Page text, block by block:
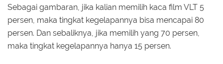
Sebagai gambaran, jika kalian memilih kaca film VLT 5
persen, maka tingkat kegelapannya bisa mencapai 80
persen. Dan sebaliknya, jika memilih yang 70 persen,
maka tingkat kegelapannya hanya 15 persen.